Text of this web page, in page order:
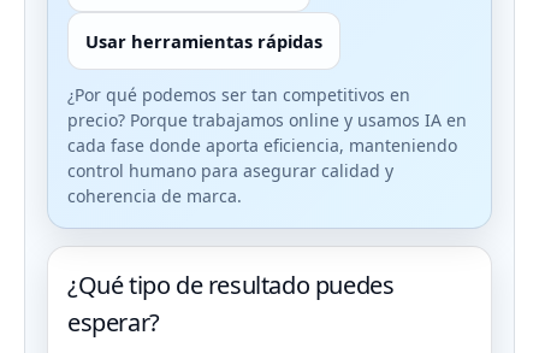
Usar herramientas rápidas
¿Por qué podemos ser tan competitivos en
precio? Porque trabajamos online y usamos IA en
cada fase donde aporta eficiencia, manteniendo
control humano para asegurar calidad y
coherencia de marca.
¿Qué tipo de resultado puedes
esperar?